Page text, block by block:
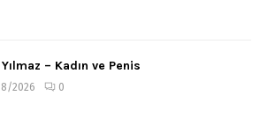
– Kadın ve Penis
2026 0